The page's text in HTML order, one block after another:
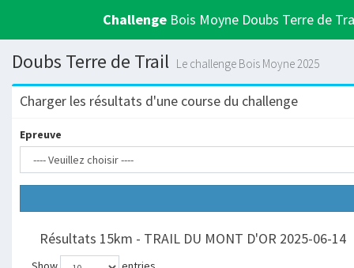
Challenge Bois Moyne Doubs Terre de
Doubs Terre de Trail Le challenge Bois Moyne 2025
Charger les résultats d'une course du challenge
Epreuve
Résultats 15km - TRAIL DU MONT D'OR 2025-06-14